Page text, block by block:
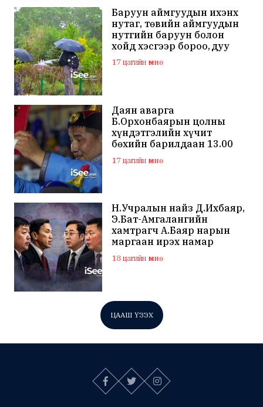
Баруун аймгуудын ихэнх
нутаг, төвийн аймгуудын
нутгийн баруун болон
хойд хэсгээр бороо, дуу
цахилгаантай аадар бороо
17 цагийн өмнө
Даян аварга
Б.Орхонбаярын цолны
хүндэтгэлийн хүчит
бөхийн барилдаан 13.00
цагаас эхэлнэ
17 цагийн өмнө
Н.Учралын найз Д.Ихбаяр,
Э.Бат-Амгалангийн
хамтрагч А.Баяр нарын
маргаан ирэх намар
нийслэлийн МАН дахин
хагарахыг харуулж байна
18 цагийн өмнө
ЦААШ ҮЗЭХ